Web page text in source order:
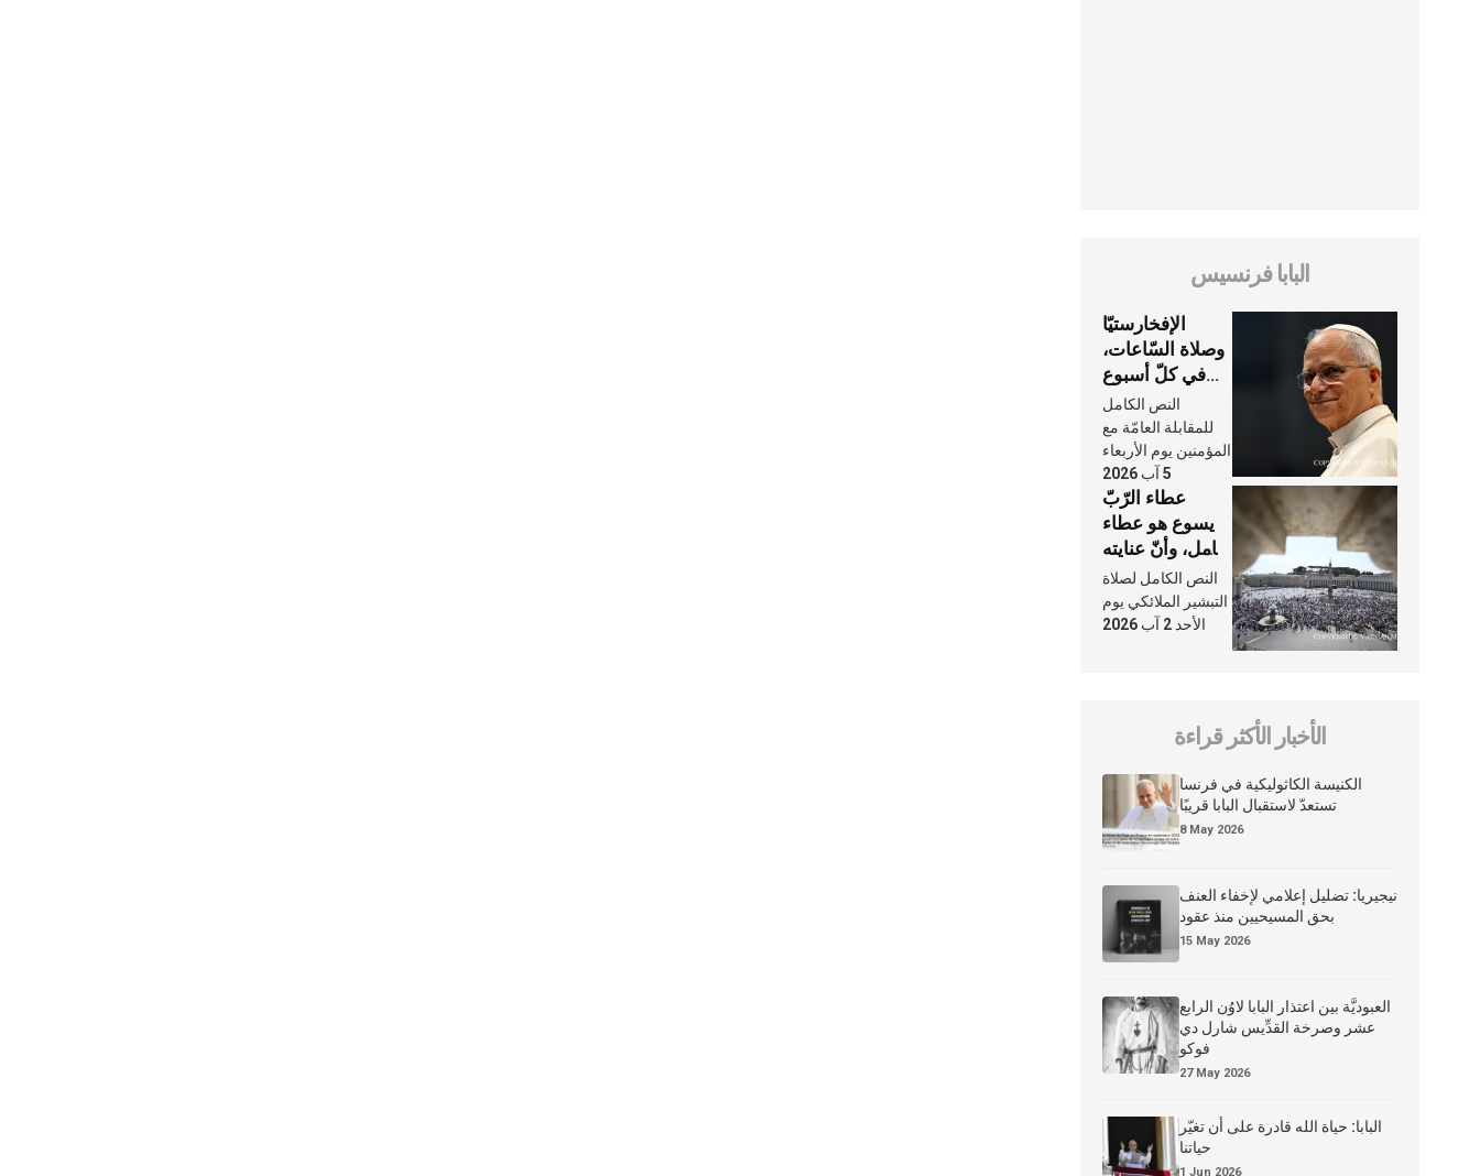
البابا فرنسيس
الإفخارستيّا
وصلاة السّاعات،
في كلّ أسبوع
وكلّ يوم، هما
النَّفَس في حياة
الكنيسة
النص الكامل
للمقابلة العامّة مع
المؤمنين يوم الأربعاء
5 آب 2026
عطاء الرّبّ
يسوع هو عطاء
شامل، وأنّ عنايته
بنا لا تغيب عنّا
أبدًا
النص الكامل لصلاة
التبشير الملائكي يوم
الأحد 2 آب 2026
الأخبار الأكثر قراءة
الكنيسة الكاثوليكية في فرنسا
تستعدّ لاستقبال البابا قريبًا
8 May 2026
نيجيريا: تضليل إعلامي لإخفاء العنف
بحق المسيحيين منذ عقود
15 May 2026
العبوديَّة بين اعتذار البابا لاوُن الرابع
عشر وصرخة القدِّيس شارل دي
فوكو
27 May 2026
البابا: حياة الله قادرة على أن تغيّر
حياتنا
1 Jun 2026